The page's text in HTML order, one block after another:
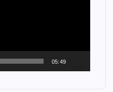
05:49